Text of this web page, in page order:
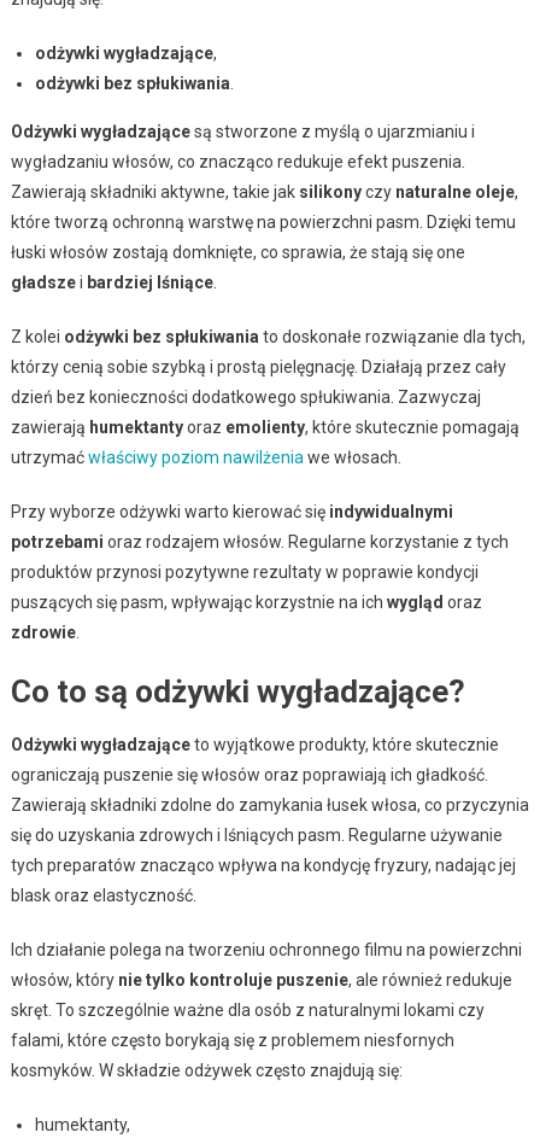
odżywki wygładzające,
odżywki bez spłukiwania.
Odżywki wygładzającesą stworzone z myślą o ujarzmianiu i
wygładzaniu włosów, co znacząco redukuje efekt puszenia.
Zawierają składniki aktywne, takie jak silikonyczy naturalne oleje,
które tworzą ochronną warstwę na powierzchni pasm. Dzięki temu
łuski włosów zostają domknięte, co sprawia, że stają się one
gładszei bardziej lśniące.
Z kolei odżywki bez spłukiwaniato doskonałe rozwiązanie dla tych,
którzy cenią sobie szybką i prostą pielęgnację. Działają przez cały
dzień bez konieczności dodatkowego spłukiwania. Zazwyczaj
zawierają humektantyoraz emolienty, które skutecznie pomagają
utrzymaćwłaściwy poziom nawilżeniawe włosach.
Przy wyborze odżywki warto kierować się indywidualnymi
potrzebami oraz rodzajem włosów. Regularne korzystanie z tych
produktów przynosi pozytywne rezultaty w poprawie kondycji
puszących się pasm, wpływając korzystnie na ich wygląd oraz
zdrowie.
Co to są odżywki wygładzające?
Odżywki wygładzająceto wyjątkowe produkty, które skutecznie
ograniczają puszenie się włosów oraz poprawiają ich gładkość.
Zawierają składniki zdolne do zamykania łusek włosa, co przyczynia
się do uzyskania zdrowych i lśniących pasm. Regularne używanie
tych preparatów znacząco wpływa na kondycję fryzury, nadając jej
blask oraz elastyczność.
Ich działanie polega na tworzeniu ochronnego filmu na powierzchni
włosów, który nie tylko kontroluje puszenie, ale również redukuje
skręt. To szczególnie ważne dla osób z naturalnymi lokami czy
falami, które często borykają się z problemem niesfornych
kosmyków. W składzie odżywek często znajdują się:
humektanty,